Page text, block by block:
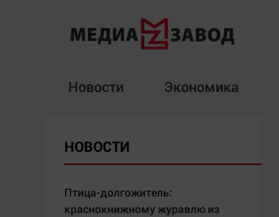
Новости Экономика
Здоровье
НОВОСТИ
Птица-долгожитель:
краснокнижному журавлю из